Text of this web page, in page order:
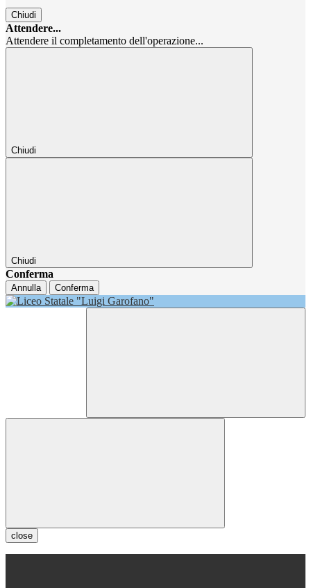
Chiudi
Attendere...
Attendere il completamento dell'operazione...
Chiudi
Chiudi
Conferma
Annulla Conferma
close